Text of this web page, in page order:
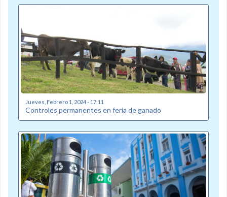
Jueves, Febrero 1, 2024 - 17:11
Controles permanentes en feria de ganado